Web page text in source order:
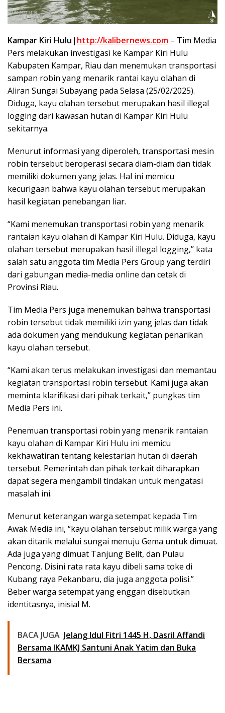
Kampar Kiri Hulu| http://kalibernews.com – Tim Media
Pers melakukan investigasi ke Kampar Kiri Hulu
Kabupaten Kampar, Riau dan menemukan transportasi
sampan robin yang menarik rantai kayu olahan di
Aliran Sungai Subayang pada Selasa (25/02/2025).
Diduga, kayu olahan tersebut merupakan hasil illegal
logging dari kawasan hutan di Kampar Kiri Hulu
sekitarnya.
Menurut informasi yang diperoleh, transportasi mesin
robin tersebut beroperasi secara diam-diam dan tidak
memiliki dokumen yang jelas. Hal ini memicu
kecurigaan bahwa kayu olahan tersebut merupakan
hasil kegiatan penebangan liar.
“Kami menemukan transportasi robin yang menarik
rantaian kayu olahan di Kampar Kiri Hulu. Diduga, kayu
olahan tersebut merupakan hasil illegal logging,” kata
salah satu anggota tim Media Pers Group yang terdiri
dari gabungan media-media online dan cetak di
Provinsi Riau.
Tim Media Pers juga menemukan bahwa transportasi
robin tersebut tidak memiliki izin yang jelas dan tidak
ada dokumen yang mendukung kegiatan penarikan
kayu olahan tersebut.
“Kami akan terus melakukan investigasi dan memantau
kegiatan transportasi robin tersebut. Kami juga akan
meminta klarifikasi dari pihak terkait,” pungkas tim
Media Pers ini.
Penemuan transportasi robin yang menarik rantaian
kayu olahan di Kampar Kiri Hulu ini memicu
kekhawatiran tentang kelestarian hutan di daerah
tersebut. Pemerintah dan pihak terkait diharapkan
dapat segera mengambil tindakan untuk mengatasi
masalah ini.
Menurut keterangan warga setempat kepada Tim
Awak Media ini, “kayu olahan tersebut milik warga yang
akan ditarik melalui sungai menuju Gema untuk dimuat.
Ada juga yang dimuat Tanjung Belit, dan Pulau
Pencong. Disini rata rata kayu dibeli sama toke di
Kubang raya Pekanbaru, dia juga anggota polisi.”
Beber warga setempat yang enggan disebutkan
identitasnya, inisial M.
BACA JUGA Jelang Idul Fitri 1445 H, Dasril Affandi
Bersama IKAMKJ Santuni Anak Yatim dan Buka
Bersama